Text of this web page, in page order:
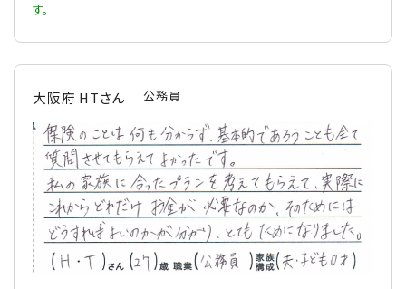
す。
大阪府 HTさん 公務員